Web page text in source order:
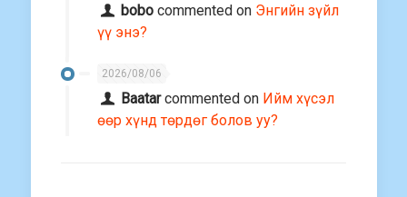
bobo commented on Энгийн зүйл
үү энэ?
2026/08/06
Baatarcommented on Ийм хүсэл
өөр хүнд төрдөг болов уу?